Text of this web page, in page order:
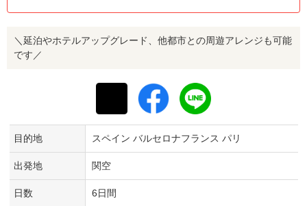
＼延泊やホテルアップグレード、他都市との周遊アレンジも可能
です／
目的地 スペイン バルセロナフランス パリ
出発地 関空
日数 6日間